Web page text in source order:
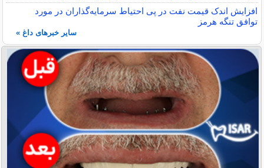
افزایش اندک قیمت نفت در پی احتیاط سرمایه‌گذاران در مورد
توافق تنگه هرمز
سایر خبرهای داغ »